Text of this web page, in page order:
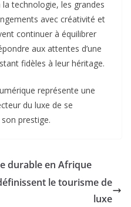
technologie, les grandes
avec créativité et
continuer à équilibrer
aux attentes d’une
fidèles à leur héritage.
représente une
du luxe de se
prestige.
durable en Afrique
le tourisme de
luxe